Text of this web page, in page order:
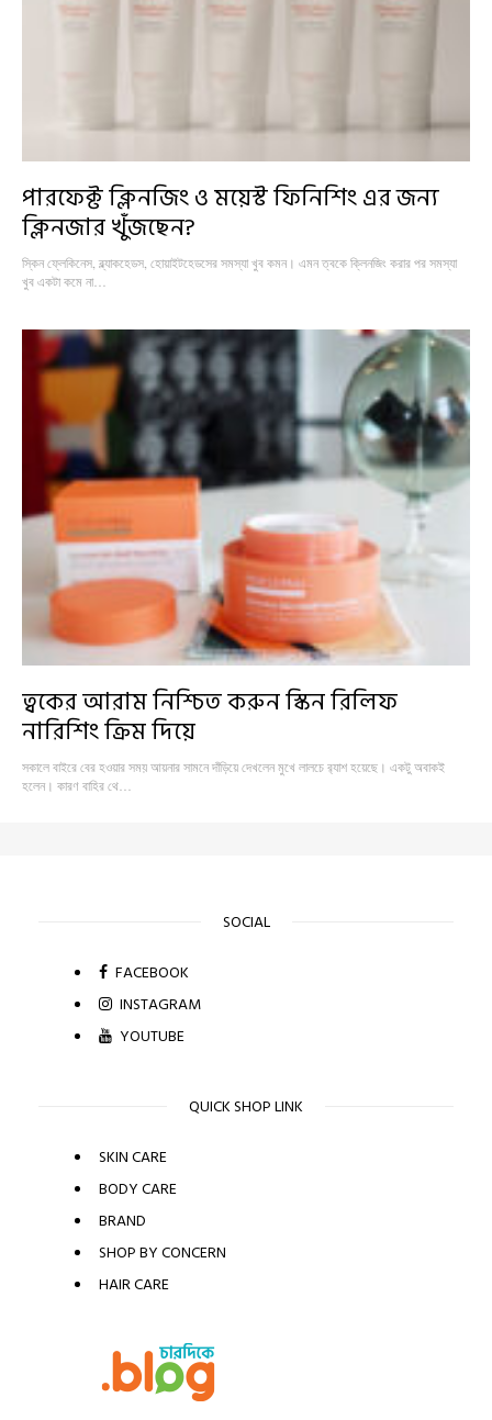
পারফেক্ট ক্লিনজিং ও ময়েস্ট ফিনিশিং এর জন্য
ক্লিনজার খুঁজছেন?
স্কিন ফ্লেকিনেস, ব্ল্যাকহেডস, হোয়াইটহেডসের সমস্যা খুব কমন। এমন ত্বকে ক্লিনজিং করার পর সমস্যা
খুব একটা কমে না…
ত্বকের আরাম নিশ্চিত করুন স্কিন রিলিফ
নারিশিং ক্রিম দিয়ে
সকালে বাইরে বের হওয়ার সময় আয়নার সামনে দাঁড়িয়ে দেখলেন মুখে লালচে র‍্যাশ হয়েছে। একটু অবাকই
হলেন। কারণ বাহির থে…
SOCIAL
FACEBOOK
INSTAGRAM
YOUTUBE
QUICK SHOP LINK
SKIN CARE
BODY CARE
BRAND
SHOP BY CONCERN
HAIR CARE